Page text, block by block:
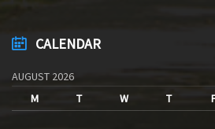
CALENDAR
AUGUST 2026
M
T W T